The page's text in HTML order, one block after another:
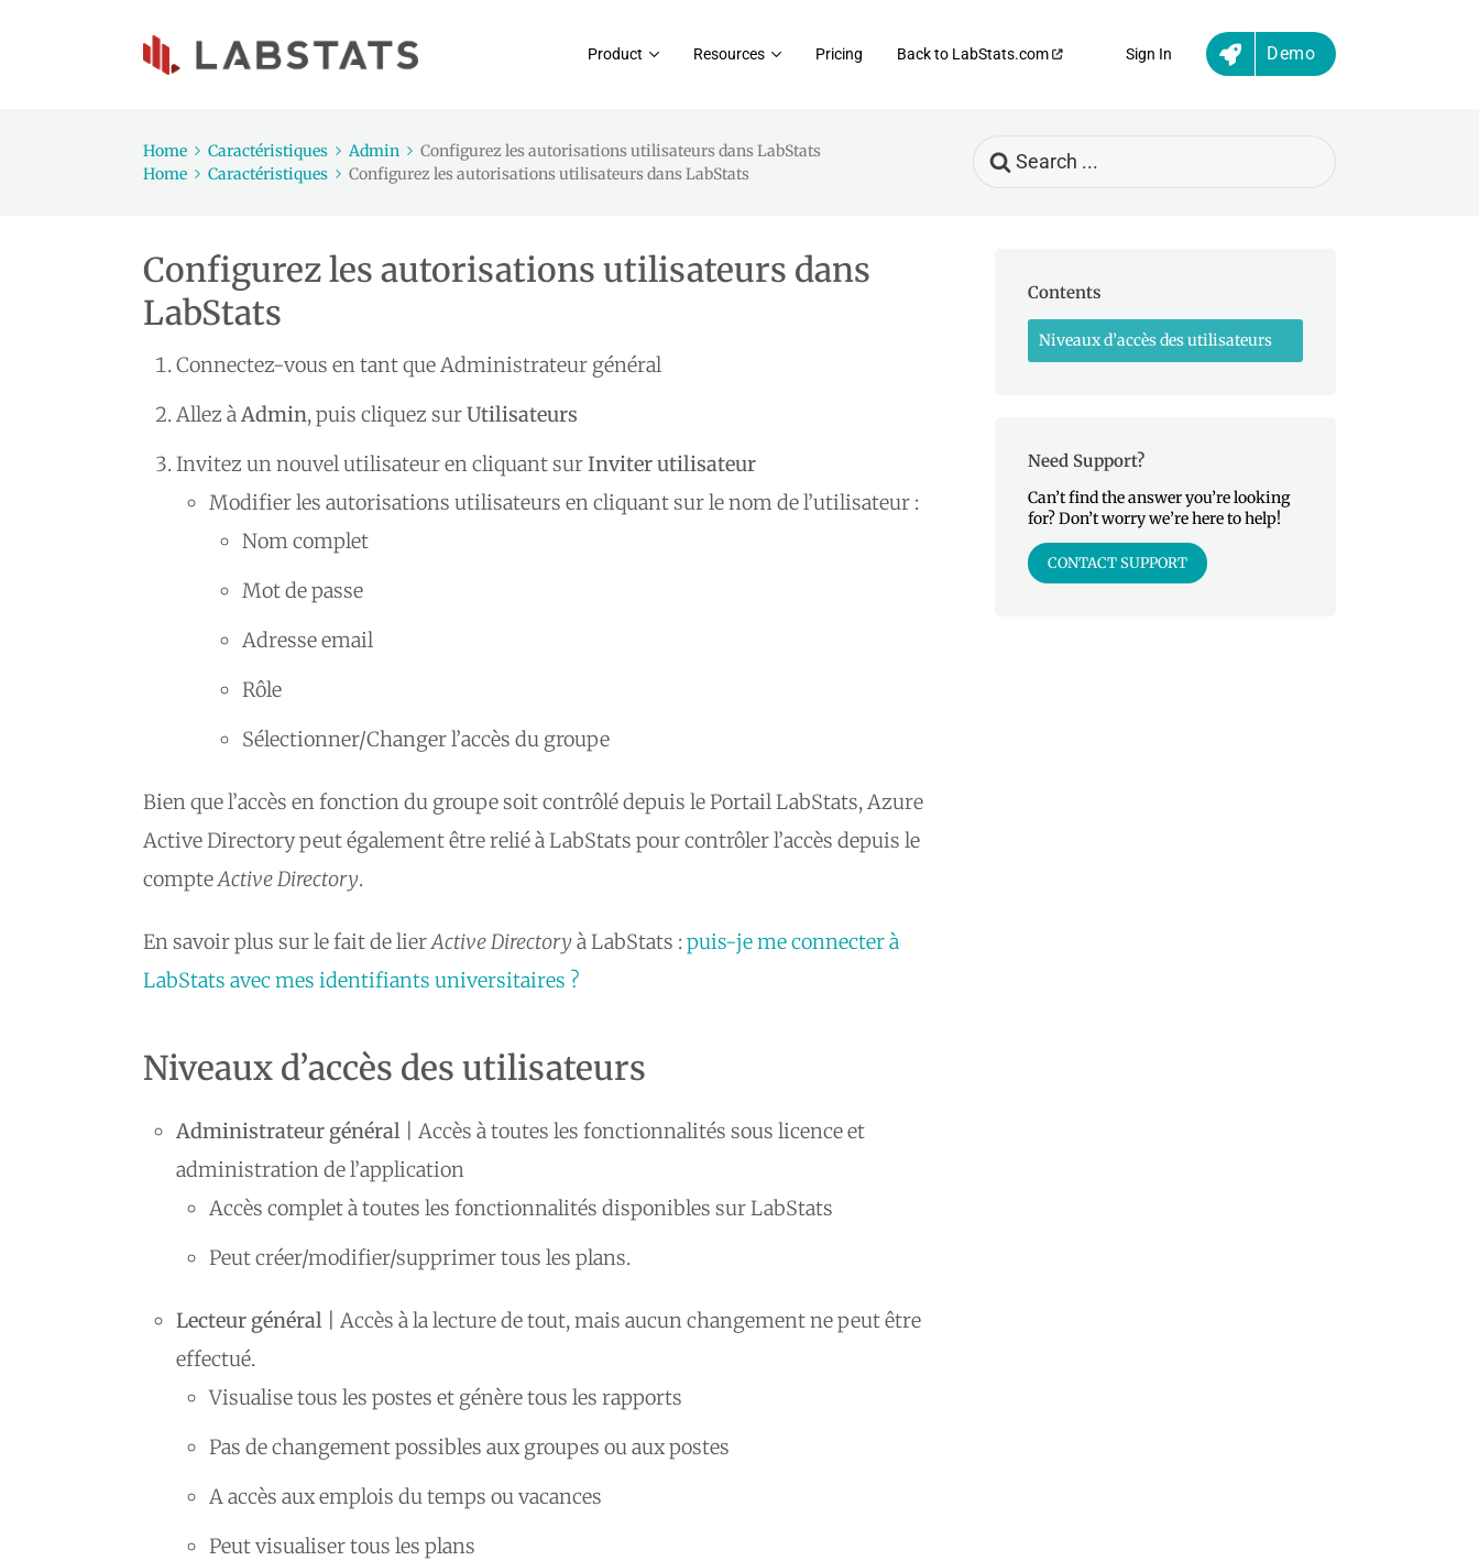
Product Resources Pricing Back to LabStats.com Sign In Demo
Home Caractéristiques Admin
Configurez les autorisations utilisateurs dans LabStats
Home
Caractéristiques Configurez les autorisations utilisateurs dans LabStats
For
Configurez les autorisations utilisateurs dans
LabStats
Connectez-vous en tant que Administrateur général
Allez àAdmin, puis cliquez surUtilisateurs
Invitez un nouvel utilisateur en cliquant surInviter utilisateur
Modifier les autorisations utilisateurs en cliquant sur le nom de l’utilisateur :
Nom complet
Mot de passe
Adresse email
Rôle
Sélectionner/Changer l’accès du groupe
Bien que l’accès en fonction du groupe soit contrôlé depuis le Portail LabStats, Azure
Active Directory peut également être relié à LabStats pour contrôler l’accès depuis le
compteActive Directory.
En savoir plus sur le fait de lierActive Directoryà LabStats :puis-je me connecter à
LabStats avec mes identifiants universitaires ?
Niveaux d’accès des utilisateurs
Administrateur général | Accès à toutes les fonctionnalités sous licence et
administration de l’application
Accès complet à toutes les fonctionnalités disponibles sur LabStats
Peut créer/modifier/supprimer tous les plans.
Lecteur général | Accès à la lecture de tout, mais aucun changement ne peut être
effectué.
Visualise tous les postes et génère tous les rapports
Pas de changement possibles aux groupes ou aux postes
A accès aux emplois du temps ou vacances
Peut visualiser tous les plans
Contents
Niveaux d’accès des utilisateurs
Need Support?
Can’t find the answer you’re looking
for? Don’t worry we’re here to help!
CONTACT SUPPORT